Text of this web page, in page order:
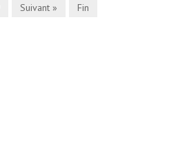
Suivant » Fin